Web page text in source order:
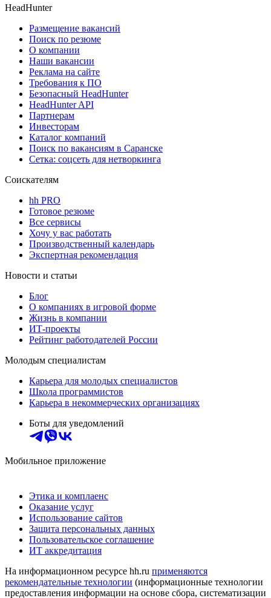
HeadHunter
Размещение вакансий
Поиск по резюме
О компании
Наши вакансии
Реклама на сайте
Требования к ПО
Безопасный HeadHunter
HeadHunter API
Партнерам
Инвесторам
Каталог компаний
Поиск по вакансиям в Саранске
Сетка: соцсеть для нетворкинга
Соискателям
hh PRO
Готовое резюме
Все сервисы
Хочу у вас работать
Производственный календарь
Экспертная рекомендация
Новости и статьи
Блог
О компаниях в игровой форме
Жизнь в компании
ИТ-проекты
Рейтинг работодателей России
Молодым специалистам
Карьера для молодых специалистов
Школа программистов
Карьера в некоммерческих организациях
Боты для уведомлений
Мобильное приложение
Этика и комплаенс
Оказание услуг
Использование сайтов
Защита персональных данных
Пользовательское соглашение
ИТ аккредитация
На информационном ресурсе hh.ru применяются
рекомендательные технологии (информационные технологии
предоставления информации на основе сбора, систематизации